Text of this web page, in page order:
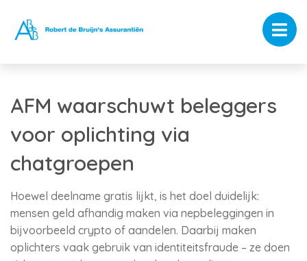
AFM waarschuwt beleggers
voor oplichting via
chatgroepen
Hoewel deelname gratis lijkt, is het doel duidelijk:
mensen geld afhandig maken via nepbeleggingen in
bijvoorbeeld crypto of aandelen. Daarbij maken
oplichters vaak gebruik van identiteitsfraude – ze doen